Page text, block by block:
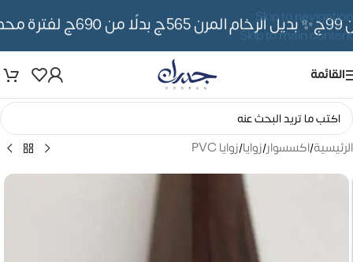
Skip to navigation
Skip to main content
✨ بديل الرخام المرن 565ج بدلًا من 690ج لفترة محدوده
القائمة
الرئيسية/اكسسوار/زوايا/زوايا PVC